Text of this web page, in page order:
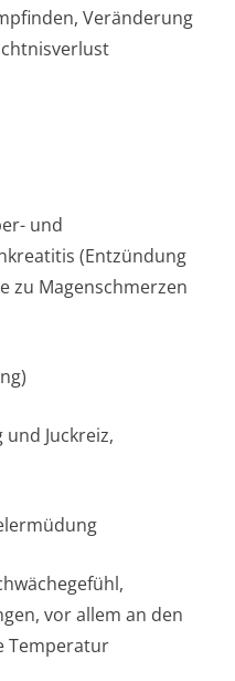
Veränderung
und
(Entzündung
zu Magenschmerzen
Juckreiz,
vor allem an den
Temperatur